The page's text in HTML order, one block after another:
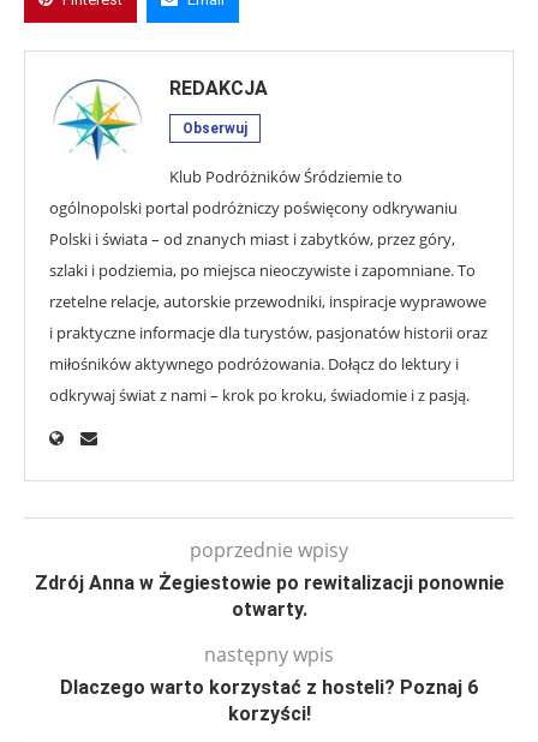
REDAKCJA
Obserwuj
Klub Podróżników Śródziemie to
ogólnopolski portal podróżniczy poświęcony odkrywaniu
Polski i świata – od znanych miast i zabytków, przez góry,
szlaki i podziemia, po miejsca nieoczywiste i zapomniane. To
rzetelne relacje, autorskie przewodniki, inspiracje wyprawowe
i praktyczne informacje dla turystów, pasjonatów historii oraz
miłośników aktywnego podróżowania. Dołącz do lektury i
odkrywaj świat z nami – krok po kroku, świadomie i z pasją.
poprzednie wpisy
Zdrój Anna w Żegiestowie po rewitalizacji ponownie
otwarty.
następny wpis
Dlaczego warto korzystać z hosteli? Poznaj 6
korzyści!